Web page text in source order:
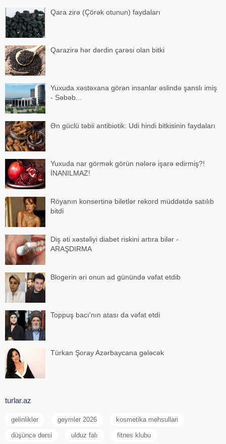
Qara zirə (Çörək otunun) faydaları
Qarazirə hər dərdin çarəsi olan bitki
Yuxuda xəstəxana görən insanlar əslində şanslı imiş
- Səbəb...
Ən güclü təbii antibiotik: Udi hindi bitkisinin faydaları
Yuxuda nar görmək görün nələrə işarə edirmiş?!
İNANILMAZ!
Röyanın konsertinə biletlər rekord müddətdə satılıb
bitdi
Diş əti xəstəliyi diabet riskini artıra bilər -
ARAŞDIRMA
Blogerin əri onun ad günündə vəfat etdib
Toppuş bacı'nın atası da vəfat etdi
Türkan Şoray Azərbaycana gələcək
turlar.az
gelinlikler geymler 2026 kosmetika mehsullari
düşüncə dərsi ulduz falı fitnes klubu